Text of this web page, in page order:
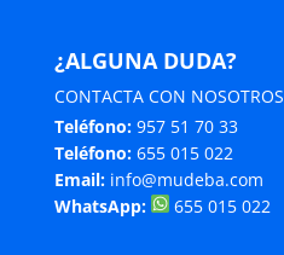
¿ALGUNA DUDA?
CONTACTA CON NOSOTROS
Teléfono: 957 51 70 33
Teléfono: 655 015 022
Email: info@mudeba.com
WhatsApp:
655 015 022